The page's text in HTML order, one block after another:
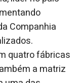
Companhia
quatro fábricas
a matriz